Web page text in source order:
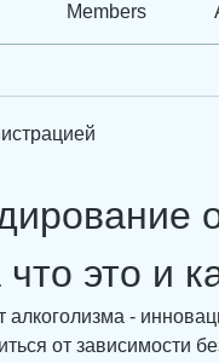
Members
это и
алкоголизма -
от зависимости